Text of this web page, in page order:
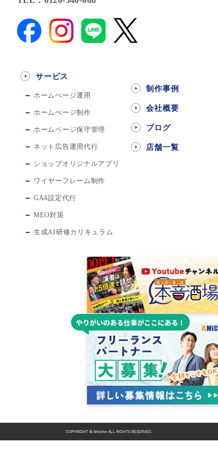
サービス
ホームぺージ運用
ホームぺージ制作
ホームページ保守管理
ネット広告運用代行
ショップオリジナルアプリ
ワイヤーフレーム制作
GA4設定代行
MEO対策
生成AI研修カリキュラム
制作事例
会社概要
ブログ
店舗一覧
COPYRIGHT © Amiche ALL RIGHTS RESERVED.